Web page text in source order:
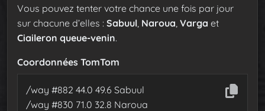
Vous pouvez tenter votre chance une fois par jour
sur chacune d’elles : Sabuul Naroua Varga et
Ciaileron queue-venin.
Coordonnées TomTom
/way #882 44.0 49.6 Sabuul
/way #830 71.0 32.8 Naroua